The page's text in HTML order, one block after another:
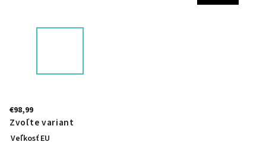
€98,99
Zvoľte variant
Veľkosť EU